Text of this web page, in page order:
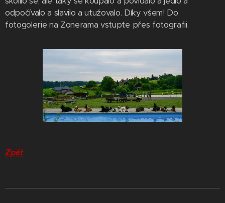
odpočívalo a slavilo a utužovalo. Díky všem! Do
fotogolerie na Zonerama vstupte přes fotografii.
Zpět